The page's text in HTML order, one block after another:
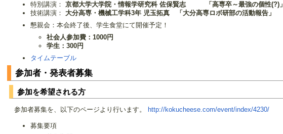
特別講演： 京都大学大学院・情報学研究科 佐保賢志 「高専卒～最強の個性(?)」
技術講演： 大分高専・機械工学科3年 児玉拓真 「大分高専ロボ研部の活動報告」
懇親会：本会終了後、学生食堂にて開催予定！
社会人参加費：1000円
学生：300円
タイムテーブル
参加者・発表者募集
参加を希望される方
参加者募集を、以下のページより行います。 http://kokucheese.com/event/index/4230/
募集要項